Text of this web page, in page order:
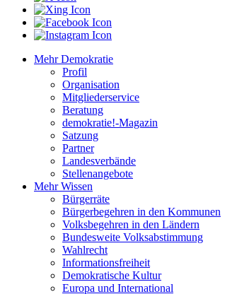
Mehr Demokratie
Profil
Organisation
Mitgliederservice
Beratung
demokratie!-Magazin
Satzung
Partner
Landesverbände
Stellenangebote
Mehr Wissen
Bürgerräte
Bürgerbegehren in den Kommunen
Volksbegehren in den Ländern
Bundesweite Volksabstimmung
Wahlrecht
Informationsfreiheit
Demokratische Kultur
Europa und International